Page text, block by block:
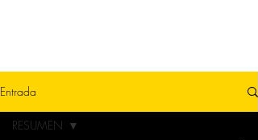
Entrada
RESUMEN